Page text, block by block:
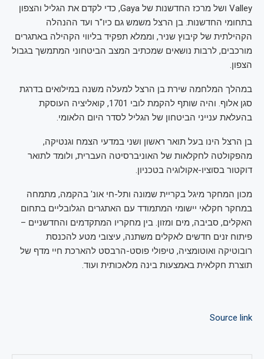
Valley ושל מרכז החדשנות של Gaya, כדי לקדם את הגליל והצפון
בתחומי החדשנות. בן הרצל משמש גם כיו"ר ועד ההנהלה
הקהילתית של קיבוץ שניר, וממלא תפקיד בליווי הקהילה באתגרים
מורכבים, לרבות נושאים שמכתיב המצב הביטחוני המתמשך בגבול
הצפון.
במהלך המלחמה שירת בן הרצל למעלה משנה במילואים בדרגת
סגן אלוף. והיה שותף להקמת לובי 1701, קואליציה העוסקת
בהעלאת ענייני הביטחון של הגליל לסדר היום הלאומי.
בן הרצל הינו בעל תואר ראשון ושני במדעי הצמח וגנטיקה,
מהפקולטה לחקלאות של האוניברסיטה העברית, ולומד לתואר
דוקטור בסוציו-אקולוגיה בטכניון.
מכון המחקר מיגל בקריית שמונה ותל-חי אונ' בהקמה, מתמחה
במחקר חקלאי יישומי המתמודד עם האתגרים הגלובליים בתחום
האקלים, סביבה, מים ומזון. בין מחקריו המתקדמים והחדשניים –
פיתוח זנים חדשים לאקלים משתנה, עיצובי מטע להכנסת
רובוטיקה ואוטומציה, טיפולי פוסט-הרבסט להארכת חיי מדף של
תוצרת חקלאית באמצעות בינה מלאכותית ועוד.
Source link